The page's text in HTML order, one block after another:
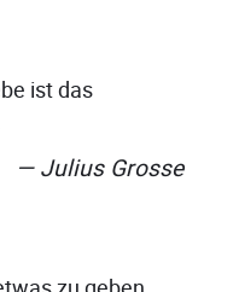
ist das
Julius Grosse